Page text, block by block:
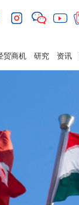
贸商机 研究 资讯